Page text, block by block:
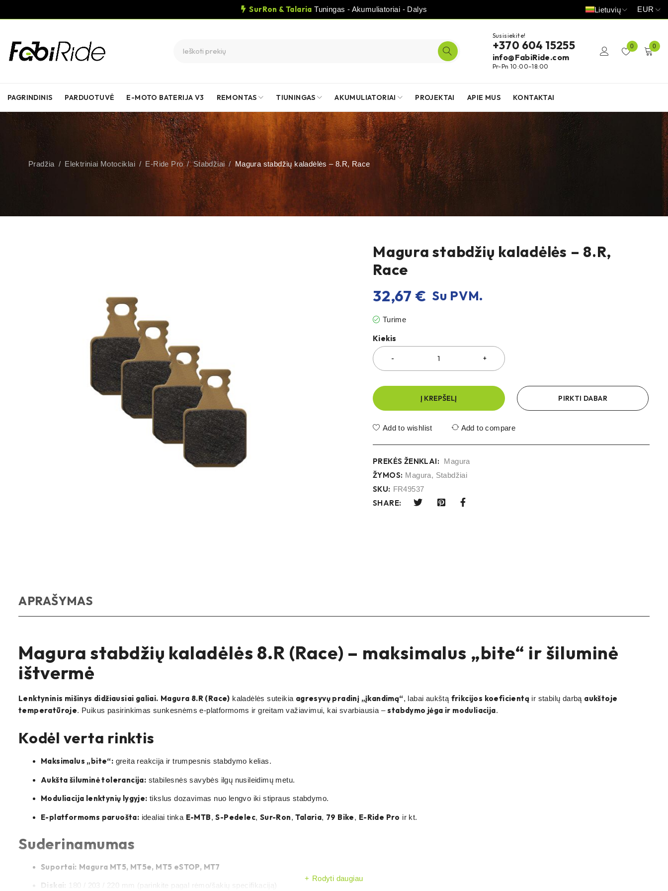
SurRon & Talaria Tuningas - Akumuliatoriai - Dalys Lietuvių EUR
Susisiekite!
+370 604 15255
info@FabiRide.com
Pr-Pn 10:00–18:00
0 0
PAGRINDINIS PARDUOTUVĖ E-MOTO BATERIJA V3 REMONTAS TIUNINGAS AKUMULIATORIAI PROJEKTAI APIE MUS KONTAKTAI
Pradžia / Elektriniai Motociklai / E-Ride Pro / Stabdžiai / Magura stabdžių kaladėlės – 8.R, Race
Magura stabdžių kaladėlės – 8.R,
Race
32,67 € Su PVM.
Turime
Kiekis
Į KREPŠELĮ PIRKTI DABAR
Add to wishlist Add to compare
PREKĖS ŽENKLAI: Magura
ŽYMOS: Magura, Stabdžiai
SKU: FR49537
SHARE:
APRAŠYMAS
Magura stabdžių kaladėlės 8.R (Race) – maksimalus „bite“ ir šiluminė
ištvermė
Lenktyninis mišinys didžiausiai galiai. Magura 8.R (Race) kaladėlės suteikia agresyvų pradinį „įkandimą“, labai aukštą frikcijos koeficientą ir stabilų darbą aukštoje
temperatūroje. Puikus pasirinkimas sunkesnėms e-platformoms ir greitam važiavimui, kai svarbiausia –stabdymo jėga ir moduliacija.
Kodėl verta rinktis
Maksimalus „bite“: greita reakcija ir trumpesnis stabdymo kelias.
Aukšta šiluminė tolerancija: stabilesnės savybės ilgų nusileidimų metu.
Moduliacija lenktynių lygyje: tikslus dozavimas nuo lengvo iki stipraus stabdymo.
E-platformoms paruošta: idealiai tinka E-MTB,S-Pedelec, Sur-Ron,Talaria, 79 Bike, E-Ride Pro ir kt.
Suderinamumas
Suportai: Magura MT5, MT5e, MT5 eSTOP, MT7
Diskai:
180 / 203 / 220 mm (parinkite pagal rėmo/šakių specifikaciją)
Rodyti daugiau